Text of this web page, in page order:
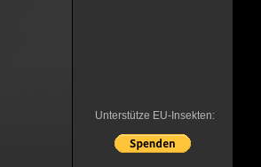
Unterstütze EU-Insekten: